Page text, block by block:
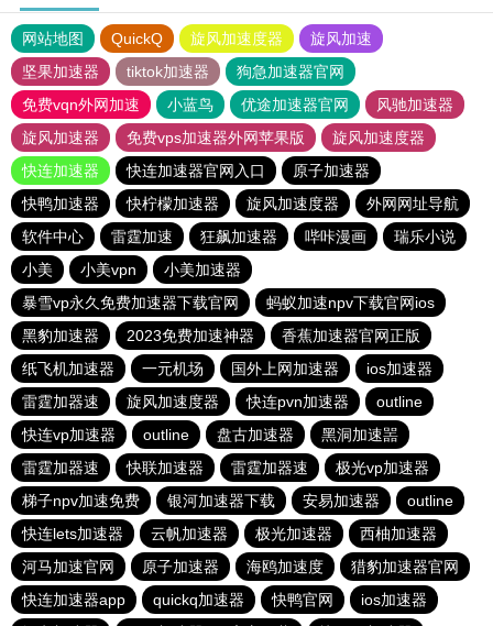
网站地图 QuickQ 旋风加速度器
旋风加速
坚果加速器
tiktok加速器
狗急加速器官网
免费vqn外网加速
小蓝鸟 优途加速器官网
风驰加速器
旋风加速器
免费vps加速器外网苹果版
旋风加速度器
快连加速器
快连加速器官网入口
原子加速器
快鸭加速器
快柠檬加速器 旋风加速度器
外网网址导航
软件中心
雷霆加速 狂飙加速器 哔咔漫画
瑞乐小说
小美
小美vpn
小美加速器
暴雪vp永久免费加速器下载官网
蚂蚁加速npv下载官网ios
黑豹加速器
2023免费加速神器
香蕉加速器官网正版
纸飞机加速器
一元机场 国外上网加速器
ios加速器
雷霆加器速
旋风加速度器 快连pvn加速器
outline
快连vp加速器
outline 盘古加速器
黑洞加速噐
雷霆加器速
快联加速器 雷霆加器速
极光vp加速器
梯子npv加速免费
银河加速器下载 安易加速器
outline
快连lets加速器
云帆加速器 极光加速器
西柚加速器
河马加速官网
原子加速器 海鸥加速度
猎豹加速器官网
快连加速器app
quickq加速器 快鸭官网
ios加速器